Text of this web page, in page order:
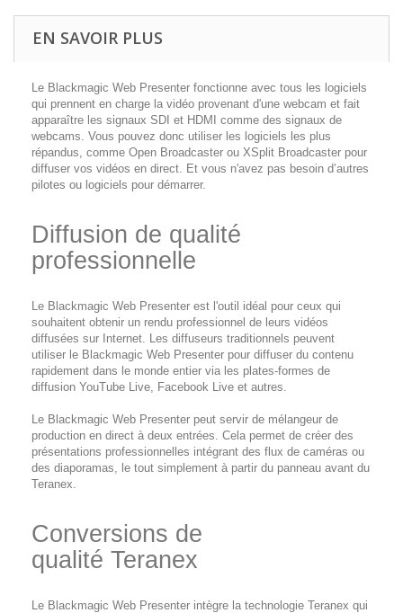
EN SAVOIR PLUS
Le Blackmagic Web Presenter fonctionne avec tous les logiciels
qui prennent en charge la vidéo provenant d'une webcam et fait
apparaître les signaux SDI et HDMI comme des signaux de
webcams. Vous pouvez donc utiliser les logiciels les plus
répandus, comme Open Broadcaster ou XSplit Broadcaster pour
diffuser vos vidéos en direct. Et vous n'avez pas besoin d’autres
pilotes ou logiciels pour démarrer.
Diffusion de qualité
professionnelle
Le Blackmagic Web Presenter est l'outil idéal pour ceux qui
souhaitent obtenir un rendu professionnel de leurs vidéos
diffusées sur Internet. Les diffuseurs traditionnels peuvent
utiliser le Blackmagic Web Presenter pour diffuser du contenu
rapidement dans le monde entier via les plates-formes de
diffusion YouTube Live, Facebook Live et autres.
Le Blackmagic Web Presenter peut servir de mélangeur de
production en direct à deux entrées. Cela permet de créer des
présentations professionnelles intégrant des flux de caméras ou
des diaporamas, le tout simplement à partir du panneau avant du
Teranex.
Conversions de
qualité Teranex
Le Blackmagic Web Presenter intègre la technologie Teranex qui